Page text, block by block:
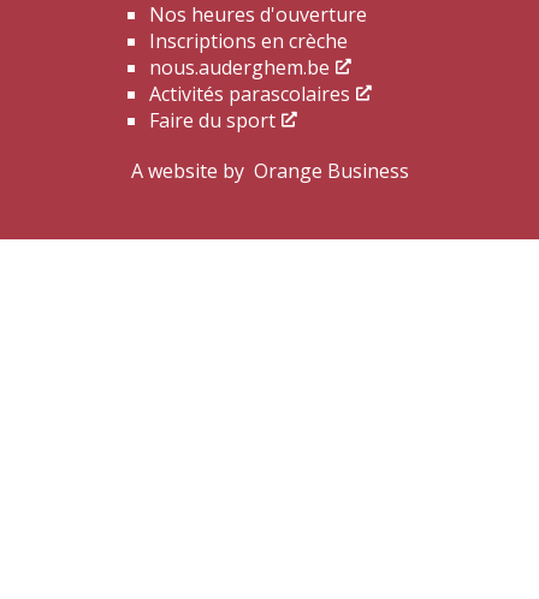
Nos heures d'ouverture
Inscriptions en crèche
nous.auderghem.be
Activités parascolaires
Faire du sport
A website by Orange Business